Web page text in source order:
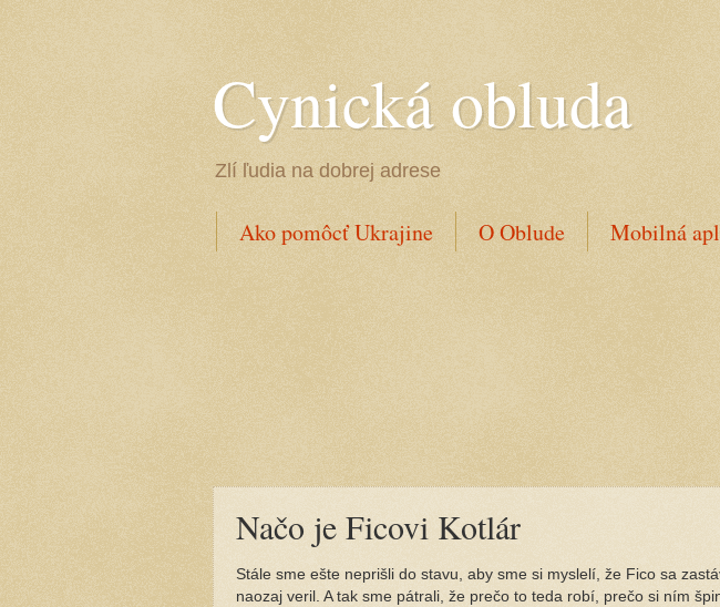
Cynická obluda
Zlí ľudia na dobrej adrese
Ako pomôcť Ukrajine O Oblude Mobilná
Načo je Ficovi Kotlár
Stále sme ešte neprišli do stavu, aby sme si myslelí, že Fico sa
naozaj veril. A tak sme pátrali, že prečo to teda robí, prečo si ním